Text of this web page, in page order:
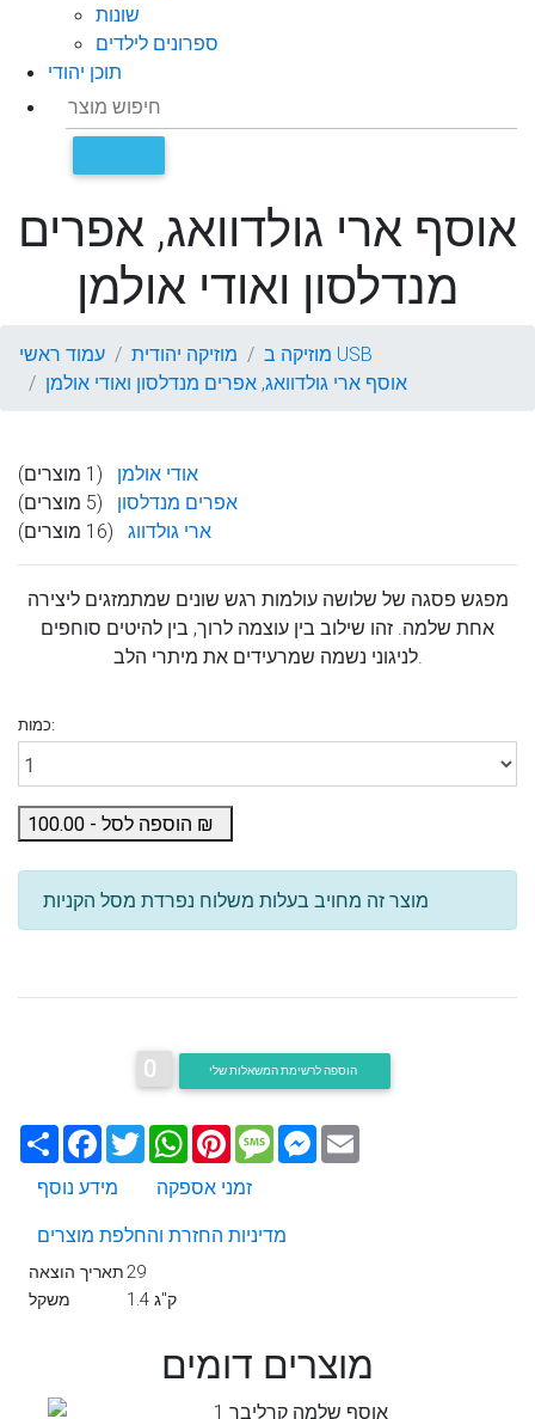
שונות
ספרונים לילדים
תוכן יהודי
אוסף ארי גולדוואג, אפרים
מנדלסון ואודי אולמן
עמוד ראשי מוזיקה יהודית
מוזיקה ב USB
אוסף ארי גולדוואג, אפרים מנדלסון ואודי אולמן
אודי אולמן (1 מוצרים)
אפרים מנדלסון (5 מוצרים)
ארי גולדווג (16 מוצרים)
מפגש פסגה של שלושה עולמות רגש שונים שמתמזגים ליצירה
אחת שלמה. זהו שילוב בין עוצמה לרוך, בין להיטים סוחפים
לניגוני נשמה שמרעידים את מיתרי הלב.
כמות:
הוספה לסל - 100.00
מוצר זה מחויב בעלות משלוח נפרדת מסל הקניות
0
שתף Facebook
TwitterWhatsApp
PinterestMessageMessenger
מידע נוסף
זמני אספקה
מדיניות החזרת והחלפת מוצרים
תאריך הוצאה29
משקל
1.4 ק"ג
מוצרים דומים